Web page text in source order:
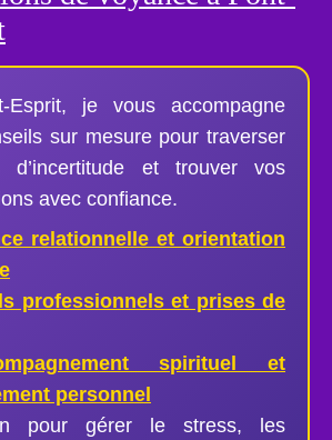
Esprit, je vous accompagne
sur mesure pour traverser
d’incertitude et trouver vos
avec confiance.
relationnelle et orientation
professionnels et prises de
spirituel et
personnel
pour gérer le stress, les